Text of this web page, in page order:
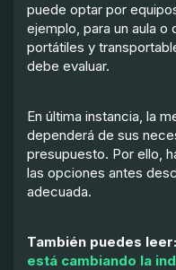
puede optar por
ejemplo, para un aula
portátiles y
debe evaluar.
En última instancia, la
dependerá de sus
presupuesto. Por ello,
las opciones antes
adecuada.
También puedes leer:
está cambiando la